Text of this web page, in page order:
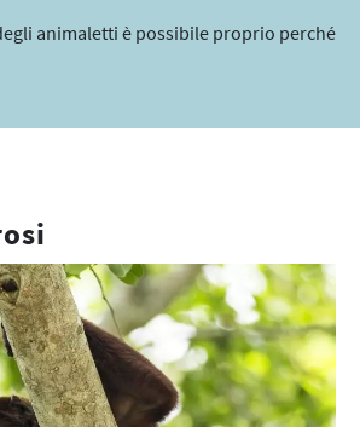
animaletti è possibile proprio perché